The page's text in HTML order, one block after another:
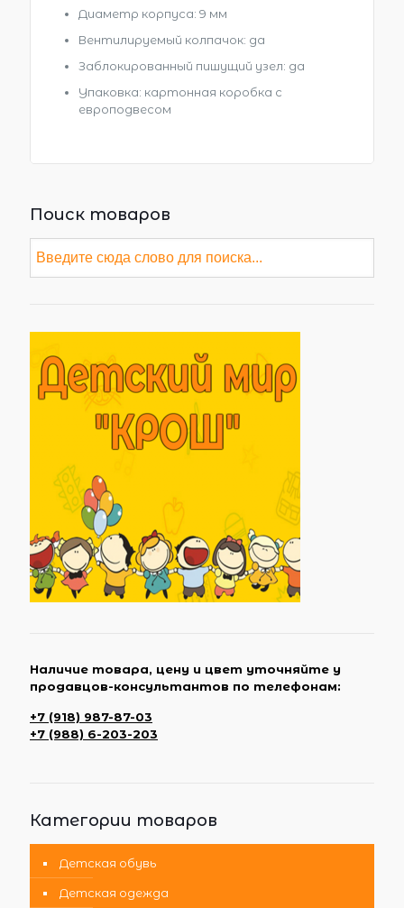
Диаметр корпуса: 9 мм
Вентилируемый колпачок: да
Заблокированный пишущий узел: да
Упаковка: картонная коробка с
европодвесом
Поиск товаров
Наличие товара, цену и цвет уточняйте у
продавцов-консультантов по телефонам:
+7 (918) 987-87-03
+7 (988) 6-203-203
Категории товаров
Детская обувь
Детская одежда